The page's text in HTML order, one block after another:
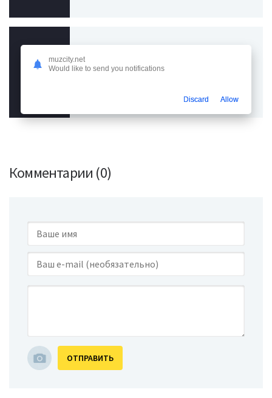
Jakone - Скажи мне где тебя
искать
Комментарии (0)
ОТПРАВИТЬ
muzcity.net
Would like to send you notifications
Discard Allow